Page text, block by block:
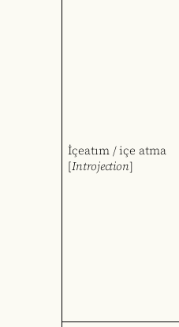
İçeatım / içe atma
[Introjection]